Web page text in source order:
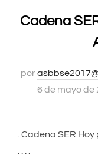
Cadena
por
6 de mayo de
. Cadena SER Hoy
. . . .